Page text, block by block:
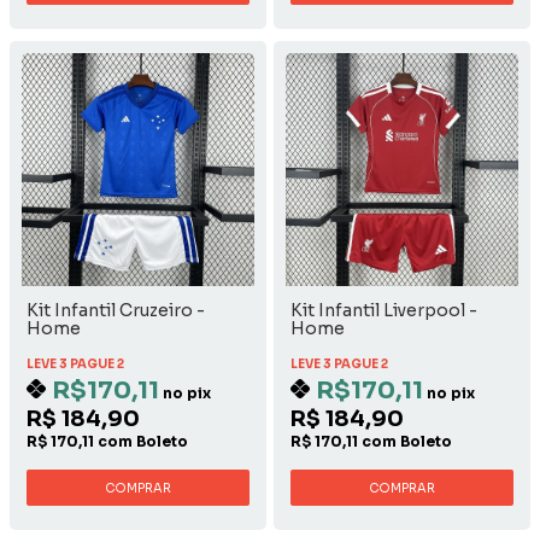
Kit Infantil Cruzeiro -
Home
LEVE 3 PAGUE 2
R$170,11 no pix
R$ 184,90
R$ 170,11 com Boleto
COMPRAR
Kit Infantil Liverpool -
Home
LEVE 3 PAGUE 2
R$170,11 no pix
R$ 184,90
R$ 170,11 com Boleto
COMPRAR